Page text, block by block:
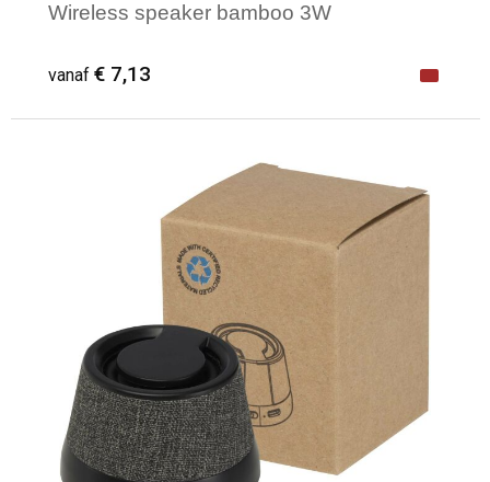
Wireless speaker bamboo 3W
vanaf € 7,13
Minimale afname: 1